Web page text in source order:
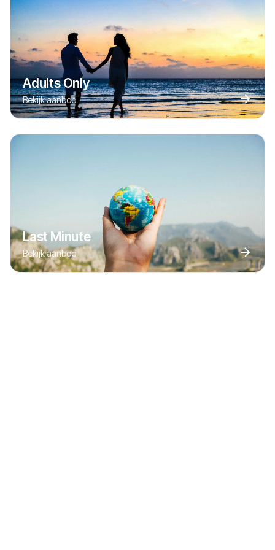
Adults Only
Bekijk aanbod
Last Minute
Bekijk aanbod